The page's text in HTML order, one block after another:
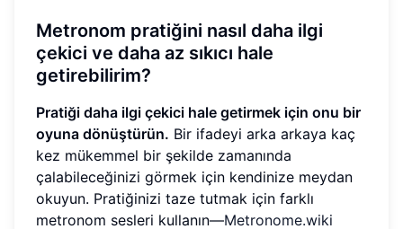
Metronom pratiğini nasıl daha ilgi
çekici ve daha az sıkıcı hale
getirebilirim?
Pratiği daha ilgi çekici hale getirmek için onu bir
oyuna dönüştürün. Bir ifadeyi arka arkaya kaç
kez mükemmel bir şekilde zamanında
çalabileceğinizi görmek için kendinize meydan
okuyun. Pratiğinizi taze tutmak için farklı
metronom sesleri kullanın—Metronome.wiki